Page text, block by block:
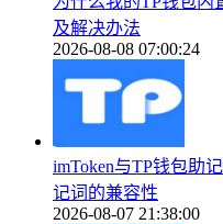
及解决办法
2026-08-08 07:00:24
imToken与TP钱包助
记词的兼容性
2026-08-07 21:38:00